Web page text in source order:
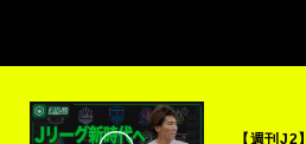
【週刊J2】